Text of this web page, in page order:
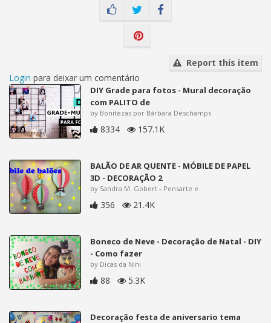
Report this item
Login para deixar um comentário
DIY Grade para fotos - Mural decoração
com PALITO de
by Bonitezas por Bárbara Deschamps
8334 157.1K
BALÃO DE AR QUENTE - MÓBILE DE PAPEL
3D - DECORAÇÃO 2
by Sandra M. Gobert - Pensarte e
356 21.4K
Boneco de Neve - Decoração de Natal - DIY
- Como fazer
by Dicas da Nini
88 5.3K
Decoração festa de aniversario tema